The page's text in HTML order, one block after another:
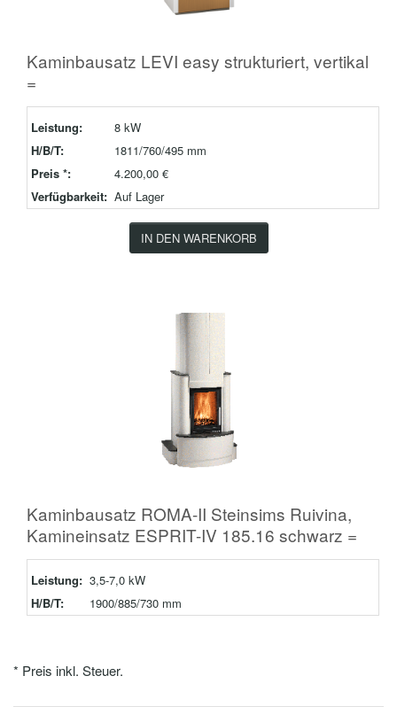
Kaminbausatz LEVI easy strukturiert, vertikal
=
Leistung:
8 kW
H/B/T:
1811/760/495 mm
Preis *:
4.200,00 €
Verfügbarkeit: Auf Lager
IN DEN WARENKORB
Kaminbausatz ROMA-II Steinsims Ruivina,
Kamineinsatz ESPRIT-IV 185.16 schwarz =
Leistung: 3,5-7,0 kW
H/B/T:
1900/885/730 mm
* Preis inkl. Steuer.